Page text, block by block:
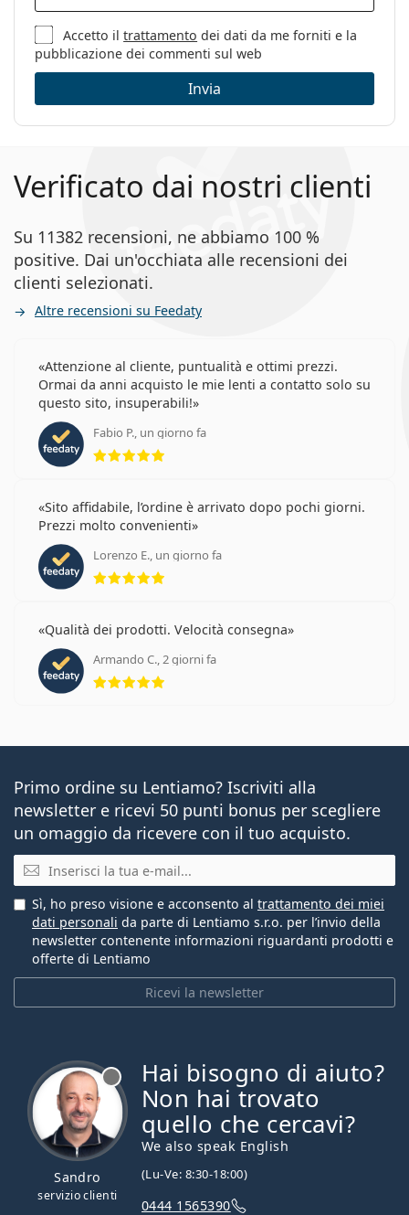
Accetto iltrattamento dei dati da me forniti e la
pubblicazione dei commenti sul web
Invia
Verificato dai nostri clienti
Su 11382 recensioni, ne abbiamo 100 %
positive. Dai un'occhiata alle recensioni dei
clienti selezionati.
Altre recensioni su Feedaty
Attenzione al cliente, puntualità e ottimi prezzi.
Ormai da anni acquisto le mie lenti a contatto solo su
questo sito, insuperabili!
Fabio P., un giorno fa
Sito affidabile, l’ordine è arrivato dopo pochi giorni.
Prezzi molto convenienti
Lorenzo E., un giorno fa
valutazione 5 di 5
Qualità dei prodotti. Velocità consegna
Armando C., 2 giorni fa
valutazione 5 di 5
Primo ordine su Lentiamo? Iscriviti alla
newsletter e ricevi 50 punti bonus per scegliere
un omaggio da ricevere con il tuo acquisto.
E-mail
Ricevi la newsletter
Sì, ho preso visione e acconsento al trattamento dei miei
dati personali da parte di Lentiamo s.r.o. per l’invio della
newsletter contenente informazioni riguardanti prodotti e
offerte di Lentiamo
Sandro
servizio clienti
Hai bisogno di aiuto?
Non hai trovato
quello che cercavi?
We also speak English
(Lu-Ve: 8:30-18:00)
0444 1565390